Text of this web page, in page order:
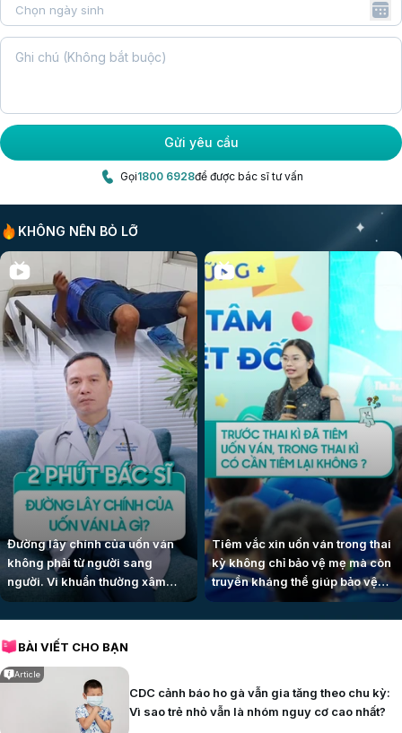
Gửi yêu cầu
Gọi1800 6928để được bác sĩ tư vấn
KHÔNG NÊN BỎ LỠ
Đường lây chính của uốn ván
không phải từ người sang
người. Vi khuẩn thường xâm
nhập qua vết thương hở, nhất là
vết đâm sâu, vết bẩn hoặc mô bị
hoại tử.
Tiêm vắc xin uốn ván trong thai
kỳ không chỉ bảo vệ mẹ mà còn
truyền kháng thể giúp bảo vệ
em bé ngay từ khi chào đời. Tác
dụng phụ sau tiêm thường nhẹ
BÀI VIẾT CHO BẠN
Article
CDC cảnh báo ho gà vẫn gia tăng theo chu kỳ:
Vì sao trẻ nhỏ vẫn là nhóm nguy cơ cao nhất?